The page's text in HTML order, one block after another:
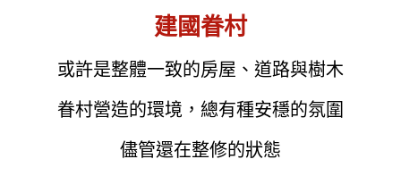
建國眷村
或許是整體一致的房屋、道路與樹木
眷村營造的環境，總有種安穩的氛圍
儘管還在整修的狀態